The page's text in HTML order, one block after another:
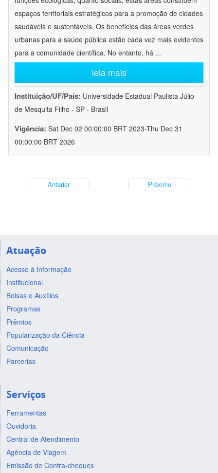
espaços territoriais estratégicos para a promoção de cidades
saudáveis e sustentáveis. Os benefícios das áreas verdes
urbanas para a saúde pública estão cada vez mais evidentes
para a comunidade científica. No entanto, há ...
leia mais
Instituição/UF/País: Universidade Estadual Paulista Júlio
de Mesquita Filho - SP - Brasil
Vigência: Sat Dec 02 00:00:00 BRT 2023-Thu Dec 31
00:00:00 BRT 2026
Anterior Próximo
Atuação
Acesso à Informação
Institucional
Bolsas e Auxílios
Programas
Prêmios
Popularização da Ciência
Comunicação
Parcerias
Serviços
Ferramentas
Ouvidoria
Central de Atendimento
Agência de Viagem
Emissão de Contra-cheques